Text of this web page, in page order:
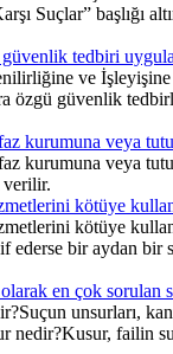
Suçlar” başlığı
tedbiri
ve İşleyişine
özgü güvenlik
kurumuna veya
kurumuna veya
verilir.
kötüye
kötüye
ederse bir aydan
en çok sorulan
unsurları,
nedir?Kusur, failin